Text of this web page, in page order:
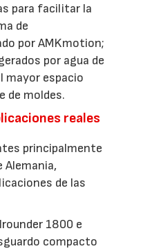
para facilitar la
de
por AMKmotion;
por agua de
mayor espacio
de moldes.
reales
principalmente
Alemania,
de las
1800 e
compacto